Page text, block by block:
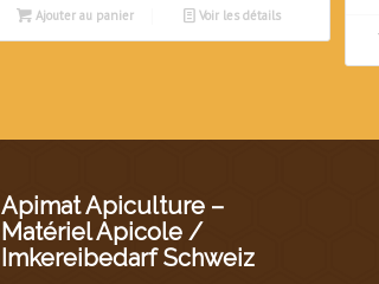
Ajouter au panier Voir les détails
Apimat Apiculture –
Matériel Apicole /
Imkereibedarf Schweiz